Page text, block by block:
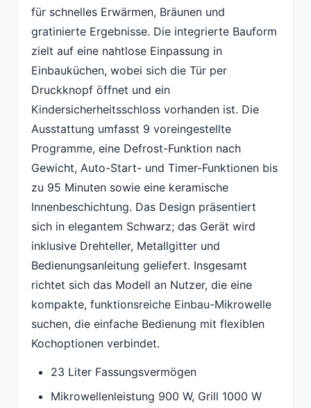
für schnelles Erwärmen, Bräunen und
gratinierte Ergebnisse. Die integrierte Bauform
zielt auf eine nahtlose Einpassung in
Einbauküchen, wobei sich die Tür per
Druckknopf öffnet und ein
Kindersicherheitsschloss vorhanden ist. Die
Ausstattung umfasst 9 voreingestellte
Programme, eine Defrost-Funktion nach
Gewicht, Auto-Start- und Timer-Funktionen bis
zu 95 Minuten sowie eine keramische
Innenbeschichtung. Das Design präsentiert
sich in elegantem Schwarz; das Gerät wird
inklusive Drehteller, Metallgitter und
Bedienungsanleitung geliefert. Insgesamt
richtet sich das Modell an Nutzer, die eine
kompakte, funktionsreiche Einbau-Mikrowelle
suchen, die einfache Bedienung mit flexiblen
Kochoptionen verbindet.
23 Liter Fassungsvermögen
Mikrowellenleistung 900 W, Grill 1000 W